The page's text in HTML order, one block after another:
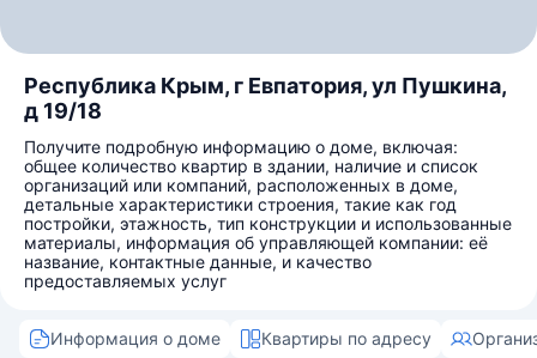
Республика Крым, г Евпатория, ул Пушкина,
д 19/18
Получите подробную информацию о доме, включая:
общее количество квартир в здании, наличие и список
организаций или компаний, расположенных в доме,
детальные характеристики строения, такие как год
постройки, этажность, тип конструкции и использованные
материалы, информация об управляющей компании: её
название, контактные данные, и качество
предоставляемых услуг
Информация о доме Квартиры по адресу